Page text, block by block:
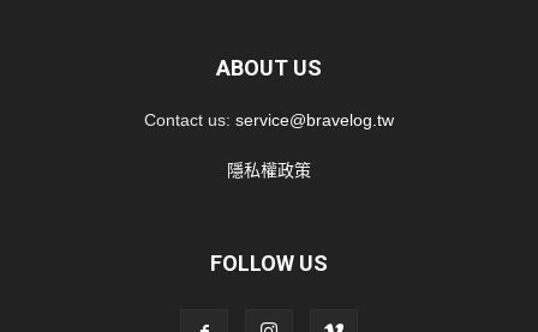
ABOUT US
Contact us: service@bravelog.tw
隱私權政策
FOLLOW US